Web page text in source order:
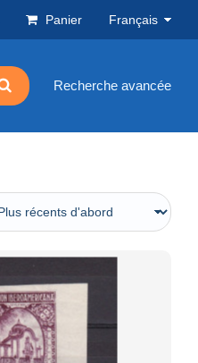
Panier Français
Recherche avancée